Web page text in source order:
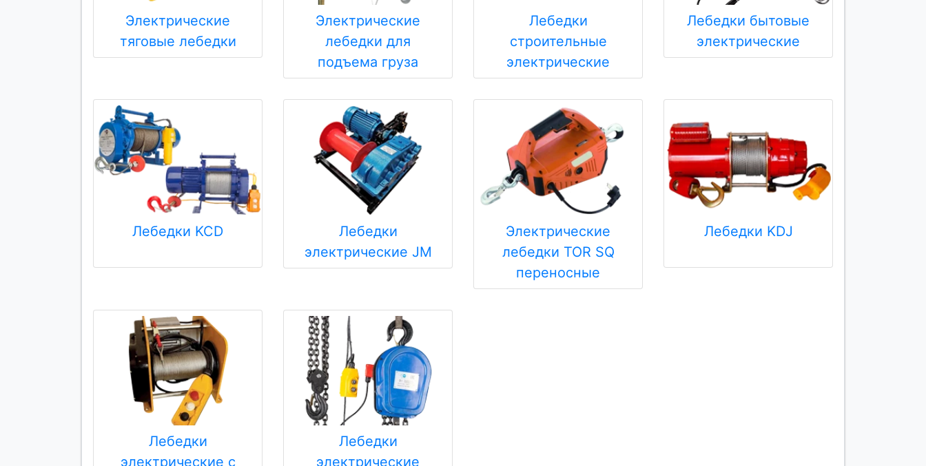
Электрические
тяговые лебедки
Электрические
лебедки для
подъема груза
Лебедки
строительные
электрические
Лебедки бытовые
электрические
Лебедки KCD
Лебедки
электрические JM
Электрические
лебедки TOR SQ
переносные
Лебедки KDJ
Лебедки
электрические с
Лебедки
электрические